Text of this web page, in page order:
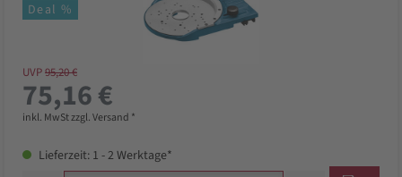
Deal %
UVP95,20 €
75,16 €
inkl. MwSt zzgl. Versand *
Lieferzeit: 1 - 2 Werktage*